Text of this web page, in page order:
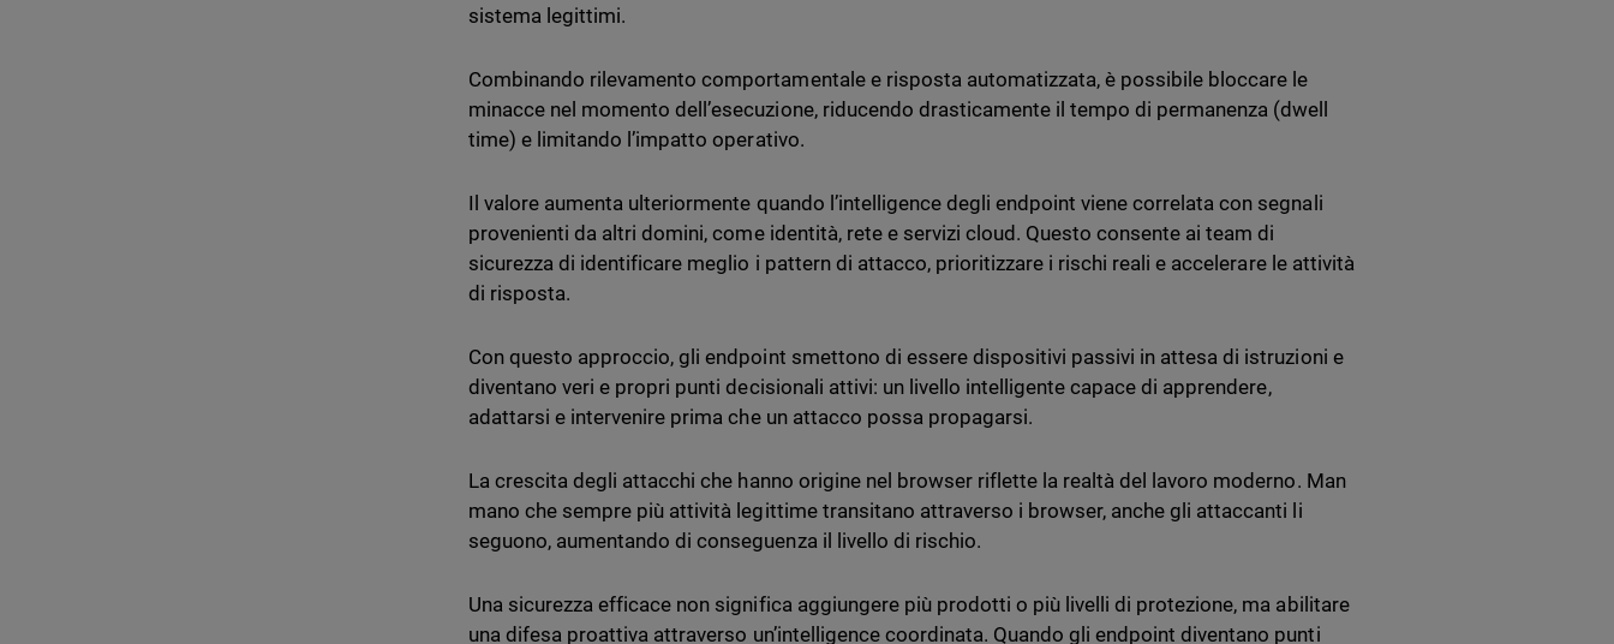
sistema legittimi.
Combinando rilevamento comportamentale e risposta automatizzata, è possibile bloccare le
minacce nel momento dell’esecuzione, riducendo drasticamente il tempo di permanenza (dwell
time) e limitando l’impatto operativo.
Il valore aumenta ulteriormente quando l’intelligence degli endpoint viene correlata con segnali
provenienti da altri domini, come identità, rete e servizi cloud. Questo consente ai team di
sicurezza di identificare meglio i pattern di attacco, prioritizzare i rischi reali e accelerare le attività
di risposta.
Con questo approccio, gli endpoint smettono di essere dispositivi passivi in attesa di istruzioni e
diventano veri e propri punti decisionali attivi: un livello intelligente capace di apprendere,
adattarsi e intervenire prima che un attacco possa propagarsi.
La crescita degli attacchi che hanno origine nel browser riflette la realtà del lavoro moderno. Man
mano che sempre più attività legittime transitano attraverso i browser, anche gli attaccanti li
seguono, aumentando di conseguenza il livello di rischio.
Una sicurezza efficace non significa aggiungere più prodotti o più livelli di protezione, ma abilitare
una difesa proattiva attraverso un’intelligence coordinata. Quando gli endpoint diventano punti